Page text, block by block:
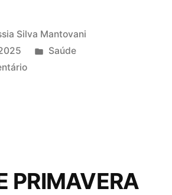
Silva Mantovani
Saúde
PRIMAVERA